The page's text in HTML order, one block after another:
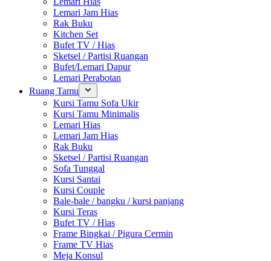
Lemari Jam Hias
Rak Buku
Kitchen Set
Bufet TV / Hias
Sketsel / Partisi Ruangan
Bufet/Lemari Dapur
Lemari Perabotan
Ruang Tamu
Kursi Tamu Sofa Ukir
Kursi Tamu Minimalis
Lemari Hias
Lemari Jam Hias
Rak Buku
Sketsel / Partisi Ruangan
Sofa Tunggal
Kursi Santai
Kursi Couple
Bale-bale / bangku / kursi panjang
Kursi Teras
Bufet TV / Hias
Frame Bingkai / Pigura Cermin
Frame TV Hias
Meja Konsul